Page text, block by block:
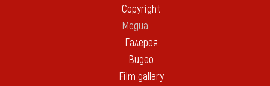
Copyright
Медиа
Галерея
Видео
Film gallery